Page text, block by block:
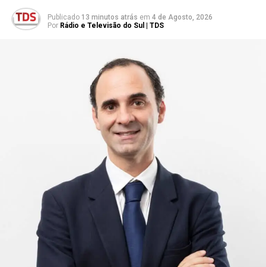
Publicado 13 minutos atrás em 4 de Agosto, 2026
Por Rádio e Televisão do Sul | TDS